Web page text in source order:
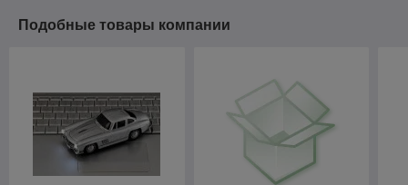
Подобные товары компании